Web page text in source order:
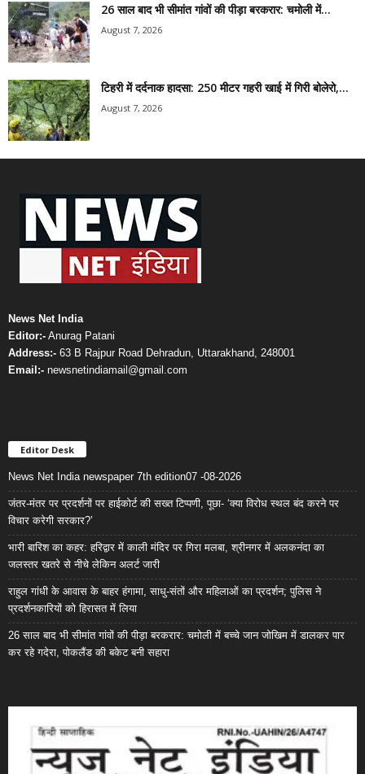
26 साल बाद भी सीमांत गांवों की पीड़ा बरकरार: चमोली में...
August 7, 2026
टिहरी में दर्दनाक हादसा: 250 मीटर गहरी खाई में गिरी बोलेरो,...
August 7, 2026
News Net India
Editor:- Anurag Patani
Address:- 63 B Rajpur Road Dehradun, Uttarakhand, 248001
Email:- newsnetindiamail@gmail.com
Editor Desk
News Net India newspaper 7th edition07 -08-2026
जंतर-मंतर पर प्रदर्शनों पर हाईकोर्ट की सख्त टिप्पणी, पूछा- ‘क्या विरोध स्थल बंद करने पर
विचार करेगी सरकार?’
भारी बारिश का कहर: हरिद्वार में काली मंदिर पर गिरा मलबा, श्रीनगर में अलकनंदा का
जलस्तर खतरे से नीचे लेकिन अलर्ट जारी
राहुल गांधी के आवास के बाहर हंगामा, साधु-संतों और महिलाओं का प्रदर्शन; पुलिस ने
प्रदर्शनकारियों को हिरासत में लिया
26 साल बाद भी सीमांत गांवों की पीड़ा बरकरार: चमोली में बच्चे जान जोखिम में डालकर पार
कर रहे गदेरा, पोकलैंड की बकेट बनी सहारा